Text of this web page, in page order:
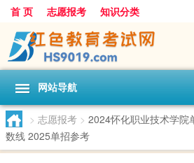
首 页 志愿报考 知识分类
网站导航
> 志愿报考 > 2024怀化职业技术学院
数线 2025单招参考